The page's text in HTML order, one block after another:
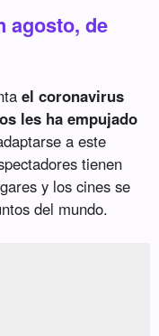
agosto, de
el coronavirus
les ha empujado
a este
tienen
y los cines se
del mundo.